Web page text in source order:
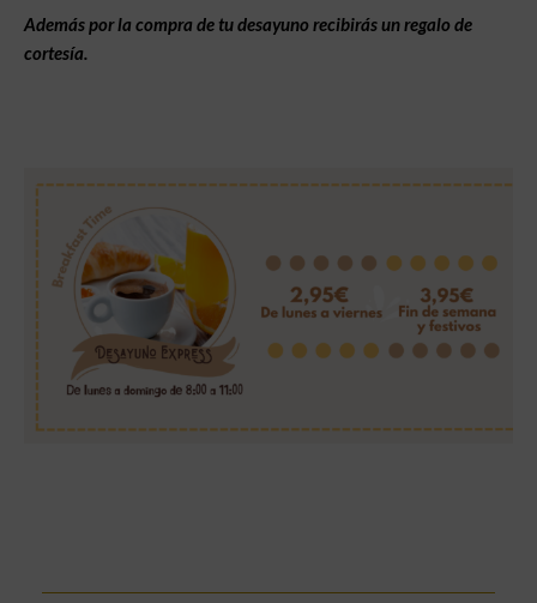
Además por la compra de tu desayuno recibirás un regalo de
cortesía.